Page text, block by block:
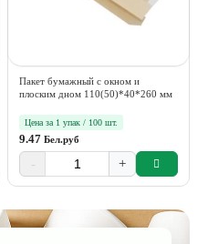
Пакет бумажный с окном и
плоским дном 110(50)*40*260 мм
Цена за 1 упак / 100 шт.
9.47 Бел.руб
- +